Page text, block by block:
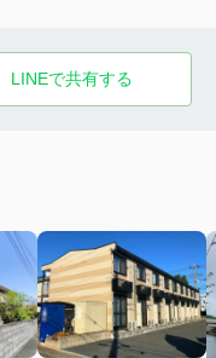
LINEで共有する